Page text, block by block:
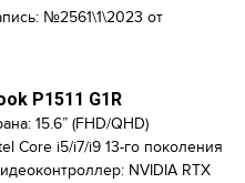
№2561\1\2023 от
P1511 G1R
15.6” (FHD/QHD)
Core i5/i7/i9 13-го поколения
NVIDIA RTX